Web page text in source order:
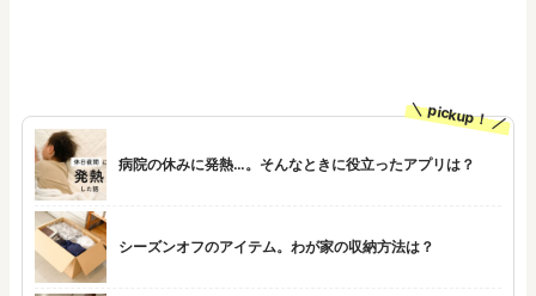
pickup！
病院の休みに発熱…。そんなときに役立ったアプリは？
シーズンオフのアイテム。わが家の収納方法は？